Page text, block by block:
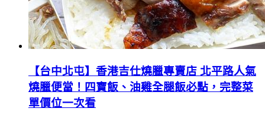
【台中北屯】香港吉仕燒臘專賣店 北平路人氣
燒臘便當！四寶飯、油雞全腿飯必點，完整菜
單價位一次看